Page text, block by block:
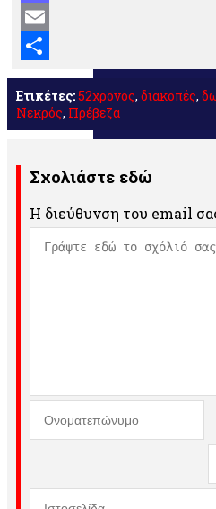
Mastodon
Email
Μοιραστείτε
Ετικέτες:52χρονος, διακοπές,
Νεκρός, Πρέβεζα
Σχολιάστε εδώ
Η διεύθυνση του email